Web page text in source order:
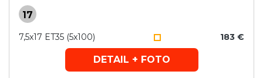
17
7,5x17 ET35 (5x100) 183 €
DETAIL + FOTO